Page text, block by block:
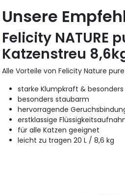
Unsere
Felicity NATURE
Katzenstreu
Alle Vorteile von Felicity Nature
starke Klumpkraft &
besonders staubarm
hervorragende
erstklassige
für alle Katzen geeignet
leicht zu tragen 20 L / 8,6 kg